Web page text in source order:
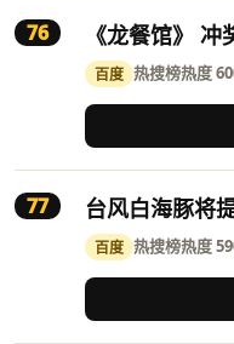
76 《龙餐馆》 冲
百度 热搜榜热度
77 台风白海豚将
百度 热搜榜热度